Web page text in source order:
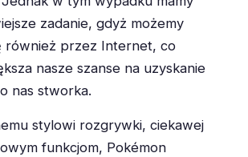
zadanie, gdyż możemy
również przez Internet, co
nasze szanse na uzyskanie
nas stworka.
stylowi rozgrywki, ciekawej
funkcjom, Pokémon